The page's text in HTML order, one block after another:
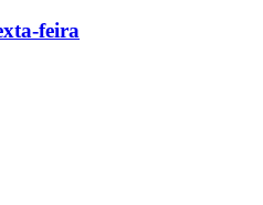
feira